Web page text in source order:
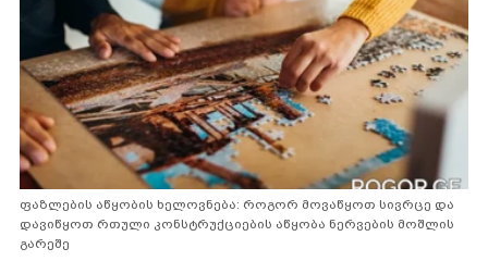
ფაზლების აწყობის ხელოვნება: როგორ მოვაწყოთ სივრცე და
დავიწყოთ რთული კონსტრუქციების აწყობა ნერვების მოშლის
გარეშე